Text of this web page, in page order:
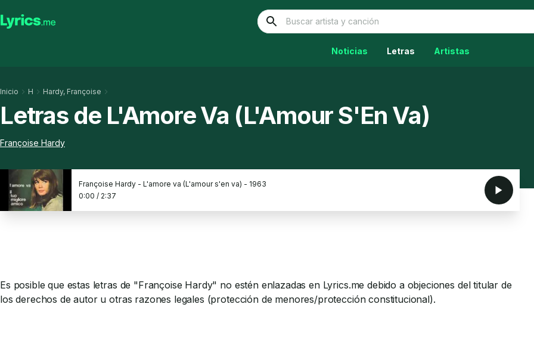
Noticias Letras Artistas
Inicio H Hardy, Françoise
Letras de L'Amore Va (L'Amour S'En Va)
Françoise Hardy
Françoise Hardy - L'amore va (L'amour s'en va) - 1963
0:00 / 2:37
Es posible que estas letras de "Françoise Hardy" no estén enlazadas en Lyrics.me debido a objeciones del titular de
los derechos de autor u otras razones legales (protección de menores/protección constitucional).